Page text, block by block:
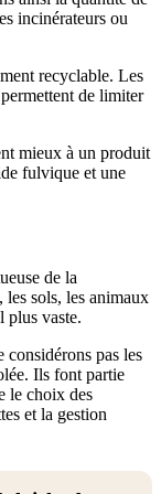
incinérateurs ou
recyclable. Les
de limiter
mieux à un produit
fulvique et une
de la
sols, les animaux
plus vaste.
considérons pas les
Ils font partie
le choix des
et la gestion